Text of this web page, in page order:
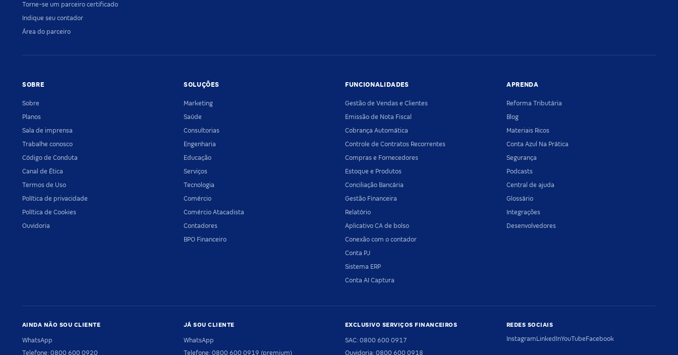
Torne-se um parceiro certificado
Indique seu contador
Área do parceiro
SOBRE
Sobre
Planos
Sala de imprensa
Trabalhe conosco
Código de Conduta
Canal de Ética
Termos de Uso
Política de privacidade
Política de Cookies
Ouvidoria
SOLUÇÕES
Marketing
Saúde
Consultorias
Engenharia
Educação
Serviços
Tecnologia
Comércio
Comércio Atacadista
Contadores
BPO Financeiro
FUNCIONALIDADES
Gestão de Vendas e Clientes
Emissão de Nota Fiscal
Cobrança Automática
Controle de Contratos Recorrentes
Compras e Fornecedores
Estoque e Produtos
Conciliação Bancária
Gestão Financeira
Relatório
Aplicativo CA de bolso
Conexão com o contador
Conta PJ
Sistema ERP
Conta AI Captura
APRENDA
Reforma Tributária
Blog
Materiais Ricos
Conta Azul Na Prática
Segurança
Podcasts
Central de ajuda
Glossário
Integrações
Desenvolvedores
AINDA NÃO SOU CLIENTE
WhatsApp
Telefone: 0800 600 0920
JÁ SOU CLIENTE
WhatsApp
Telefone: 0800 600 0919 (premium)
EXCLUSIVO SERVIÇOS FINANCEIROS
SAC: 0800 600 0917
Ouvidoria: 0800 600 0918
REDES SOCIAIS
InstagramLinkedInYouTubeFacebook